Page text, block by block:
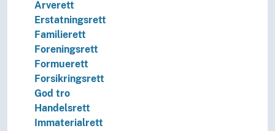
Arverett
Erstatningsrett
Familierett
Foreningsrett
Formuerett
Forsikringsrett
God tro
Handelsrett
Immaterialrett